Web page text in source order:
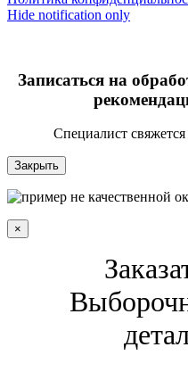
Hide notification only
Записаться на
Специалист
Закрыть
×